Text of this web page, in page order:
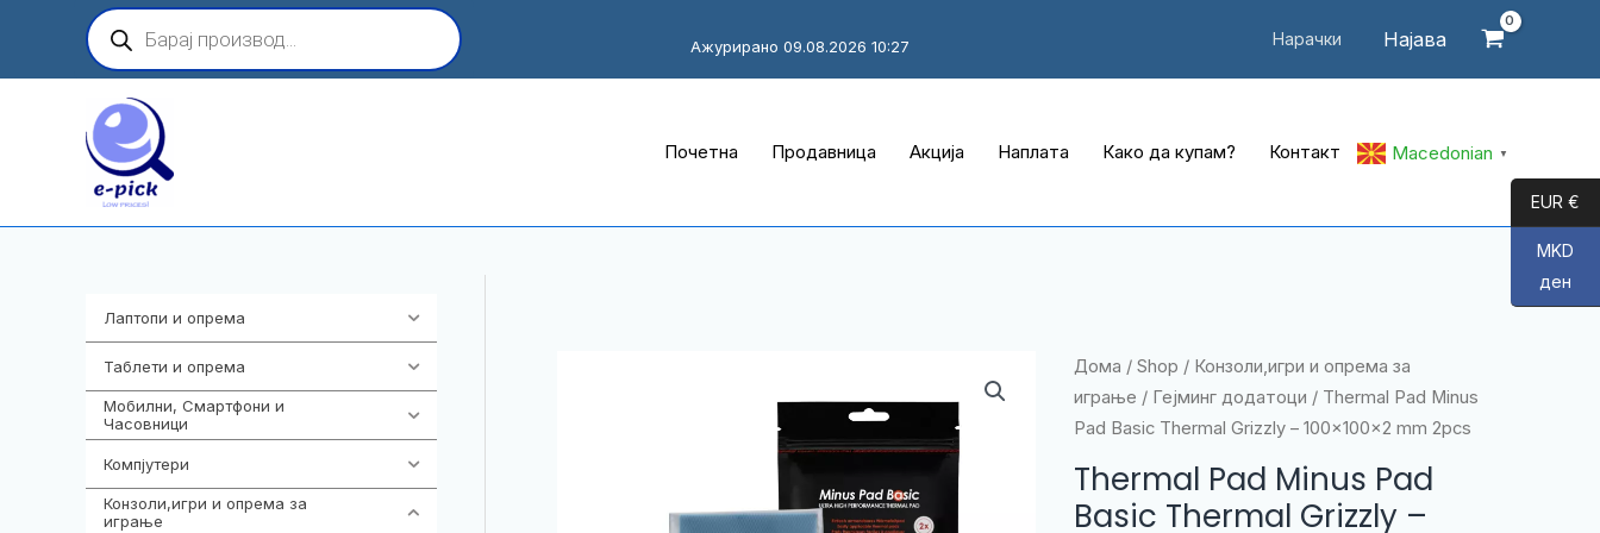
content
Products
search
Нарачки Најава
Ажурирано 09.08.2026 10:27
Почетна Продавница Акција Наплата Како да купам? Контакт Macedonian ▼
Лаптопи и опрема
Таблети и опрема
Мобилни, Смартфони и
Часовници
Компјутери
Конзоли,игри и опрема за
играње
Дома / Shop / Конзоли,игри и опрема за
играње / Гејминг додатоци / Thermal Pad Minus
Pad Basic Thermal Grizzly – 100x100x2 mm 2pcs
Thermal Pad Minus Pad
Basic Thermal Grizzly –
EUR €
MKD
ден